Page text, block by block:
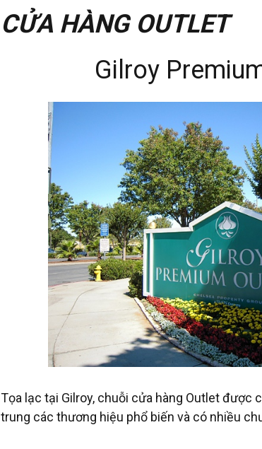
CỬA HÀNG OUTLET
Gilroy
Tọa lạc tại Gilroy, chuỗi cửa hàng Outlet được
trung các thương hiệu phổ biến và có nhiều